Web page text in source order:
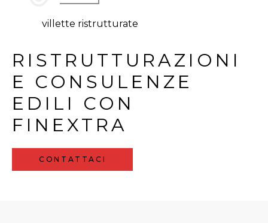
villette ristrutturate
RISTRUTTURAZIONI
E CONSULENZE
EDILI CON
FINEXTRA
CONTATTACI